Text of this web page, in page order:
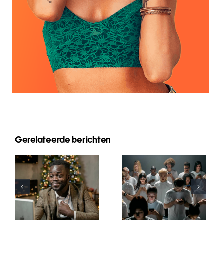
Gerelateerde berichten
Wie man
Follower auf
LinkedIn
verbirgt, um
die
Privatsphäre
Tipps zur
Gestaltung
ansprechender
Facebook-
Anzeigen,
die